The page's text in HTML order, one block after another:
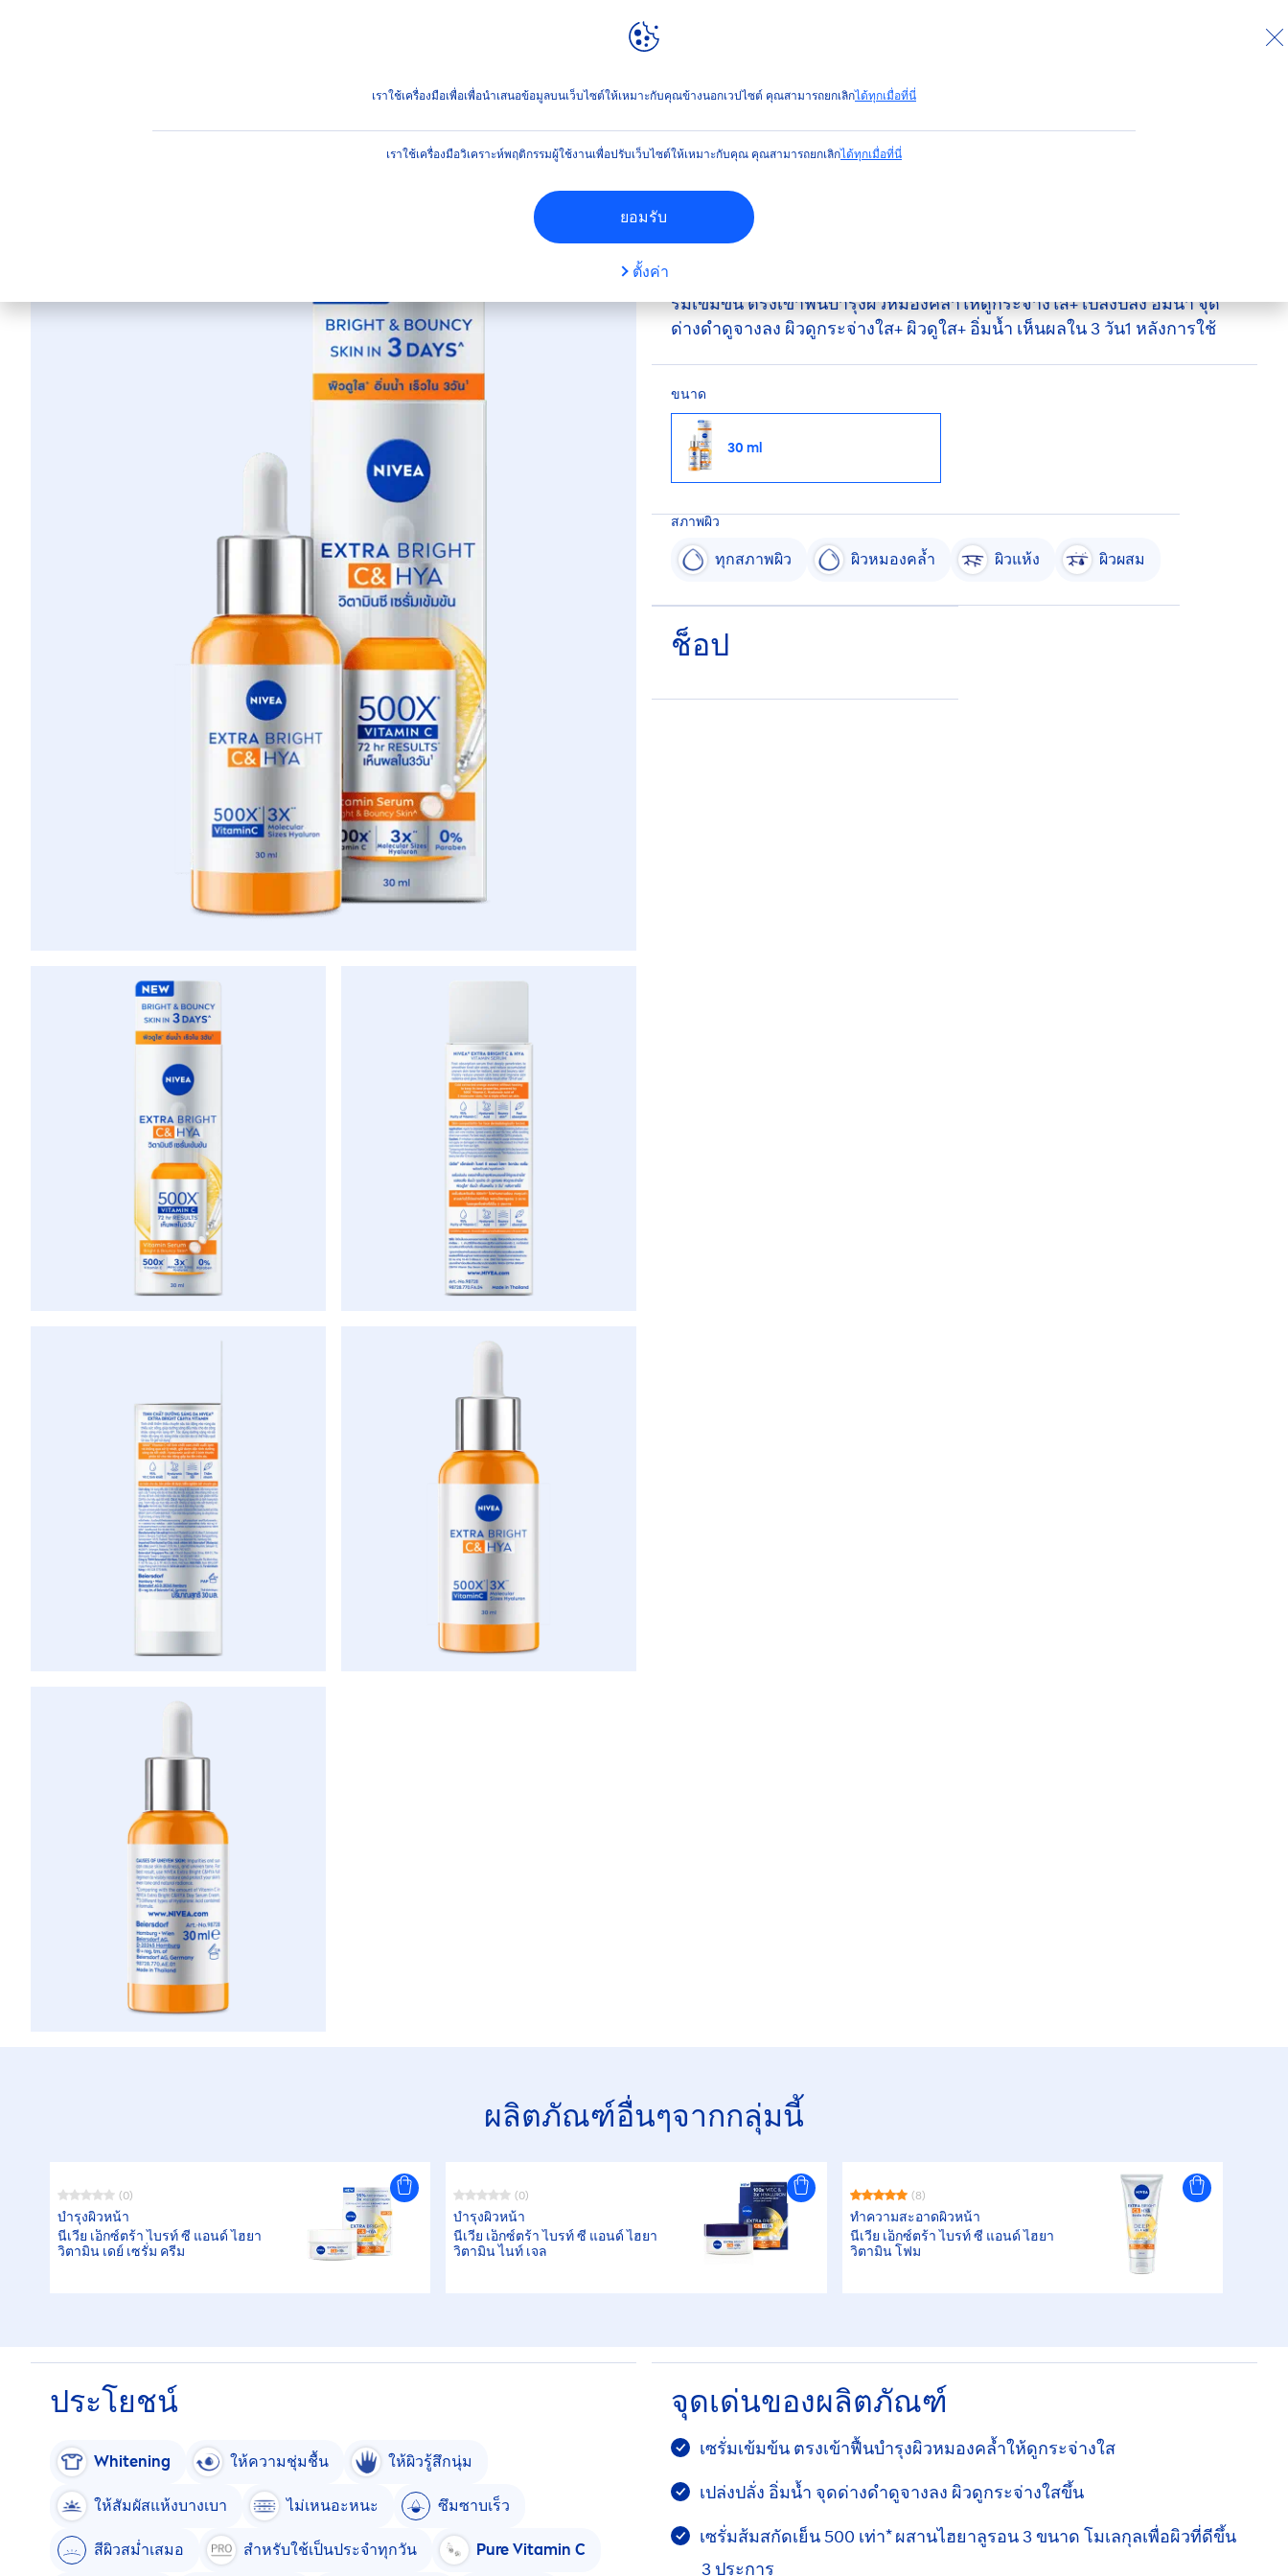
เราใช้เครื่องมือเพื่อเพื่อนำเสนอข้อมูลบนเว็บไซต์ให้เหมาะกับคุณข้างนอกเวปไซต์ คุณสามารถยกเลิกได้ทุกเมื่อที่นี่
เราใช้เครื่องมือวิเคราะห์พฤติกรรมผู้ใช้งานเพื่อปรับเว็บไซต์ให้เหมาะกับคุณ คุณสามารถยกเลิกได้ทุกเมื่อที่นี่
ยอมรับ
ตั้งค่า
ผลิตภัณฑ์บำรุงผิวหน้า เซรั่ม นีเวีย เอ็กซ์ตร้า ไบรท์ ซี แอนด์ ไฮยา วิตามิน เซรั่ม
(15)
นีเวีย เอ็กซ์ตร้า ไบรท์ ซี แอนด์ ไฮยา วิตามิน เซรั่ม
รั่มเข้มข้น ตรงเข้าฟื้นบำรุงผิวหมองคล้ำให้ดูกระจ่างใส+ เปล่งปลั่ง อิ่มน้ำ จุด
ด่างดำดูจางลง ผิวดูกระจ่างใส+ ผิวดูใส+ อิ่มน้ำ เห็นผลใน 3 วัน1 หลังการใช้
ขนาด
30 ml
สภาพผิว
ทุกสภาพผิว ผิวหมองคล้ำ ผิวแห้ง ผิวผสม
ช็อป
ผลิตภัณฑ์อื่นๆจากกลุ่มนี้
(0)
บำรุงผิวหน้า
นีเวีย เอ็กซ์ตร้า ไบรท์ ซี แอนด์ ไฮยา
วิตามิน เดย์ เซรั่ม ครีม
(0)
บำรุงผิวหน้า
นีเวีย เอ็กซ์ตร้า ไบรท์ ซี แอนด์ ไฮยา
วิตามิน ไนท์ เจล
(8)
ทำความสะอาดผิวหน้า
นีเวีย เอ็กซ์ตร้า ไบรท์ ซี แอนด์ ไฮยา
วิตามิน โฟม
ประโยชน์
Whitening ให้ความชุ่มชื้น ให้ผิวรู้สึกนุ่ม
ให้สัมผัสแห้งบางเบา ไม่เหนอะหนะ ซึมซาบเร็ว
สีผิวสม่ำเสมอ สำหรับใช้เป็นประจำทุกวัน Pure Vitamin C
จุดเด่นของผลิตภัณฑ์
เซรั่มเข้มข้น ตรงเข้าฟื้นบำรุงผิวหมองคล้ำให้ดูกระจ่างใส
เปล่งปลั่ง อิ่มน้ำ จุดด่างดำดูจางลง ผิวดูกระจ่างใสขึ้น
เซรั่มส้มสกัดเย็น 500 เท่า* ผสานไฮยาลูรอน 3 ขนาด โมเลกุลเพื่อผิวที่ดีขึ้น
3 ประการ